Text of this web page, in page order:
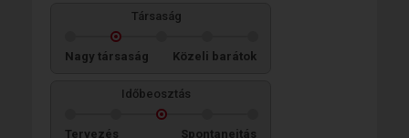
Társaság
Nagy társaság Közeli barátok
Időbeosztás
Tervezés Spontaneitás